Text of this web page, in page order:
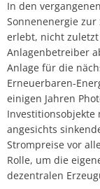
In den
Sonnenenergie
erlebt, nicht
Anlagenbetreiber
Anlage für die
Erneuerbaren-
einigen Jahren
Investitionsobjekte
angesichts
Strompreise vor
Rolle, um die
dezentralen